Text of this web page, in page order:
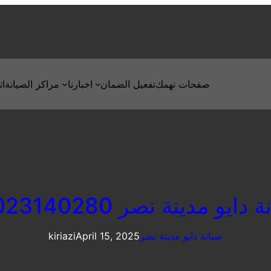
مراكز الصيانة اخبارنا تفعيل الضمانصفحات تهمك
مدينة نصر 01023140280
kiriaziApril 15, 2025 صيانة دايو مدينة نصر